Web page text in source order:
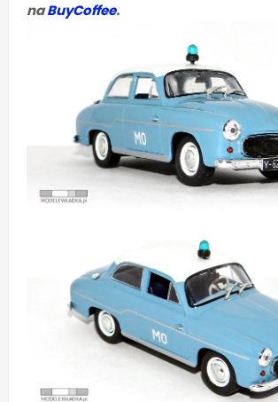
naBuyCoffee.